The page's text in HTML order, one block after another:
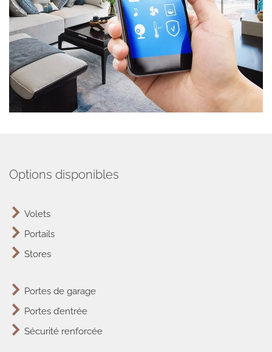
Options disponibles
Volets
Portails
Stores
Portes de garage
Portes d’entrée
Sécurité renforcée